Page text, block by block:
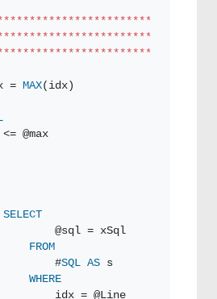
=
MAX(idx)
@max
SELECT
@sql = xSql
FROM
#
SQL AS s
WHERE
idx = @Line